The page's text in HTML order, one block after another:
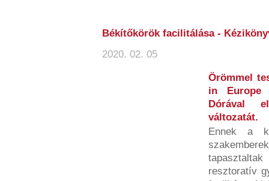
Békítőkörök facilitálása -
2020. 02. 05
Örömmel
in Europe
Dórával
változatát.
Ennek a
resztoratív